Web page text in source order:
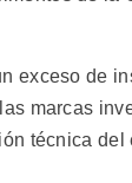
exceso de
marcas
técnica del